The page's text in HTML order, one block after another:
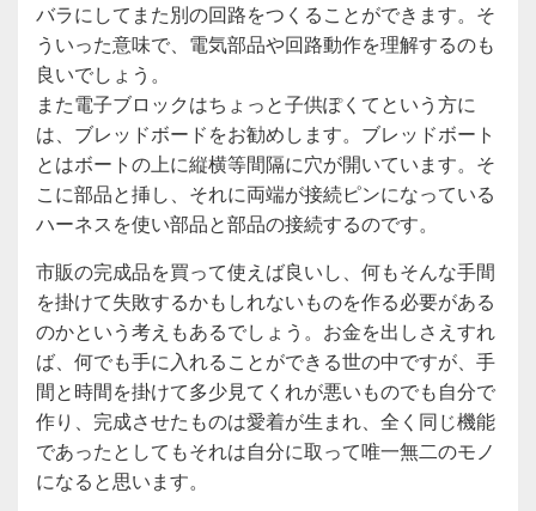
バラにしてまた別の回路をつくることができます。そ
ういった意味で、電気部品や回路動作を理解するのも
良いでしょう。
また電子ブロックはちょっと子供ぽくてという方に
は、ブレッドボードをお勧めします。ブレッドボート
とはボートの上に縦横等間隔に穴が開いています。そ
こに部品と挿し、それに両端が接続ピンになっている
ハーネスを使い部品と部品の接続するのです。
市販の完成品を買って使えば良いし、何もそんな手間
を掛けて失敗するかもしれないものを作る必要がある
のかという考えもあるでしょう。お金を出しさえすれ
ば、何でも手に入れることができる世の中ですが、手
間と時間を掛けて多少見てくれが悪いものでも自分で
作り、完成させたものは愛着が生まれ、全く同じ機能
であったとしてもそれは自分に取って唯一無二のモノ
になると思います。